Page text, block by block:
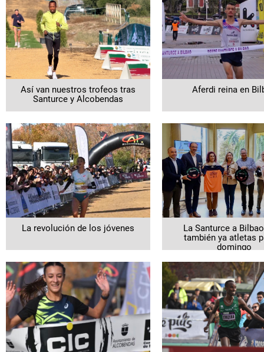
Así van nuestros trofeos tras
Santurce y Alcobendas
Aferdi reina en
La revolución de los jóvenes
La Santurce a
también ya atletas
domingo